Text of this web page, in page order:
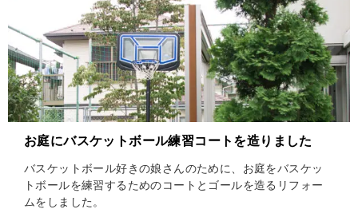
お庭にバスケットボール練習コートを造りました
バスケットボール好きの娘さんのために、お庭をバスケッ
トボールを練習するためのコートとゴールを造るリフォー
ムをしました。